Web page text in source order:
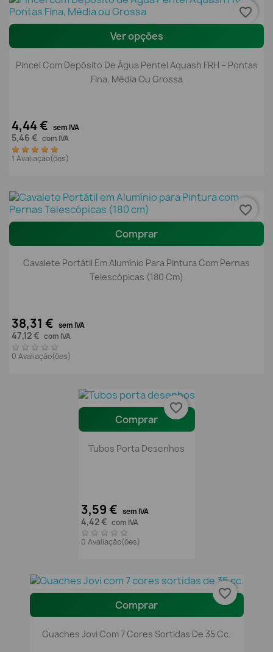
Ver opções
Pincel Com Depósito De Água Pentel Aquash FRH – Pontas
Fina, Média Ou Grossa
4,44 € sem IVA
5,46 € com IVA
1 Avaliação(ões)
favorite_border
Comprar
Cavalete Portátil Em Alumínio Para Pintura Com Pernas
Telescópicas (180 Cm)
38,31 € sem IVA
47,12 € com IVA
0 Avaliação(ões)
favorite_border
Comprar
Tubos Porta Desenhos
3,59 € sem IVA
4,42 € com IVA
0 Avaliação(ões)
favorite_border
Comprar
Guaches Jovi Com 7 Cores Sortidas De 35 Cc.
favorite_border